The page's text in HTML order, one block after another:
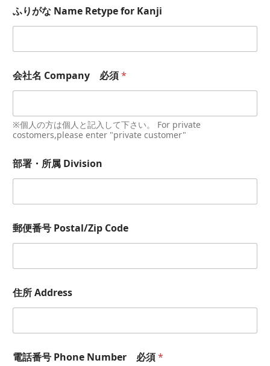
ふりがな Name Retype for Kanji
会社名 Company 必須*
※個人の方は個人と記入して下さい。 For private
costomers,please enter "private customer"
部署・所属 Division
郵便番号 Postal/Zip Code
住所 Address
h
電話番号 Phone Number 必須*